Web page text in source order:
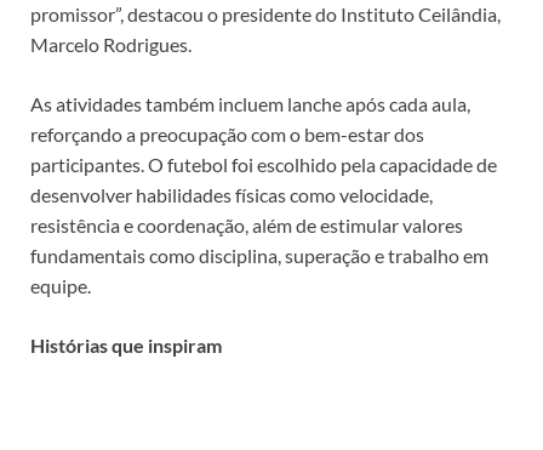
promissor”, destacou o presidente do Instituto Ceilândia,
Marcelo Rodrigues.
As atividades também incluem lanche após cada aula,
reforçando a preocupação com o bem-estar dos
participantes. O futebol foi escolhido pela capacidade de
desenvolver habilidades físicas como velocidade,
resistência e coordenação, além de estimular valores
fundamentais como disciplina, superação e trabalho em
equipe.
Histórias que inspiram